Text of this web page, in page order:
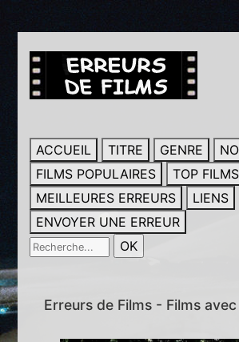
ACCUEIL TITRE GENRE
FILMS POPULAIRES
TOP FILMS
MEILLEURES ERREURS
LIENS
ENVOYER UNE ERREUR
Erreurs de Films - Films